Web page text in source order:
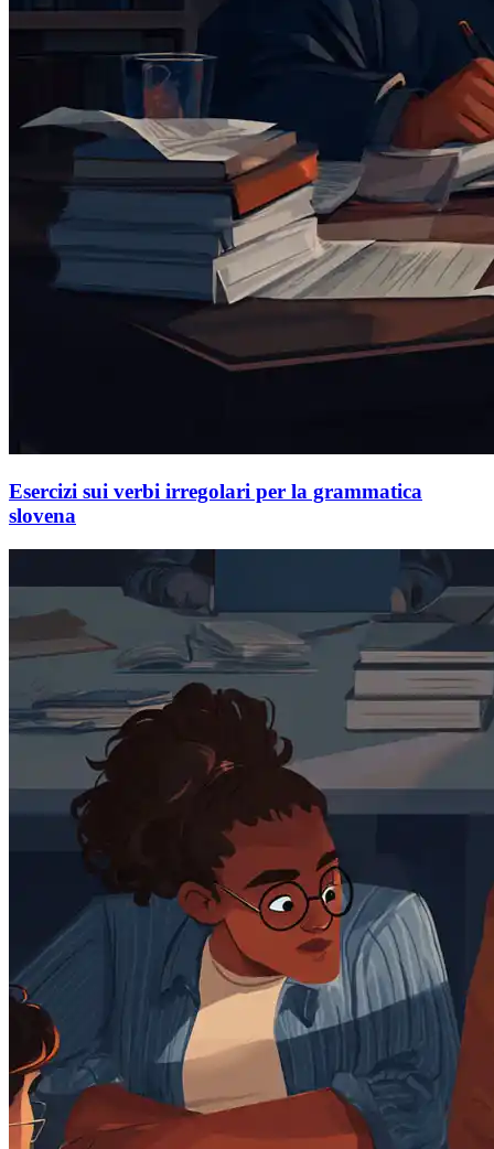
Esercizi sui verbi irregolari per la grammatica
slovena